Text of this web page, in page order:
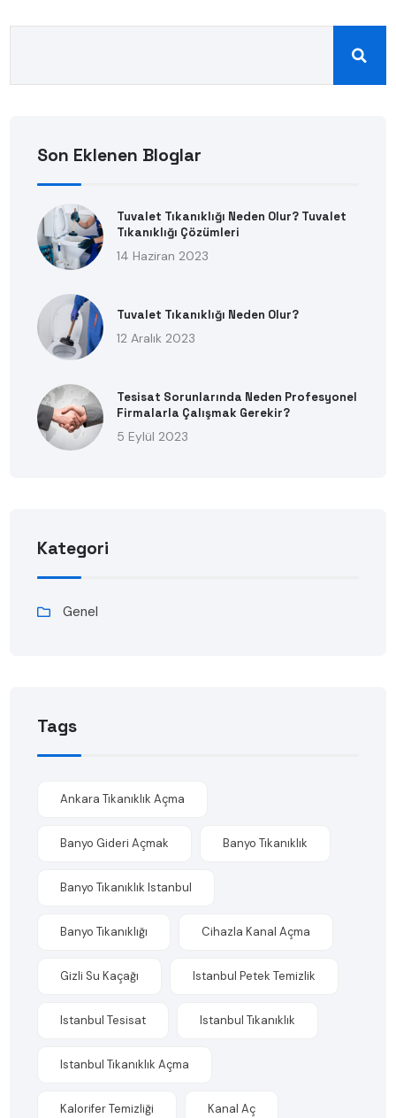
Son Eklenen Bloglar
Tuvalet Tıkanıklığı Neden Olur? Tuvalet
Tıkanıklığı Çözümleri
14 Haziran 2023
Tuvalet Tıkanıklığı Neden Olur?
12 Aralık 2023
Tesisat Sorunlarında Neden Profesyonel
Firmalarla Çalışmak Gerekir?
5 Eylül 2023
Kategori
Genel
Tags
Ankara Tıkanıklık Açma
Banyo Gideri Açmak Banyo Tıkanıklık
Banyo Tıkanıklık Istanbul
Banyo Tıkanıklığı Cihazla Kanal Açma
Gizli Su Kaçağı Istanbul Petek Temizlik
Istanbul Tesisat Istanbul Tıkanıklık
Istanbul Tıkanıklık Açma
Kalorifer Temizliği Kanal Aç